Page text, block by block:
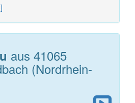
aus 41065
(Nordrhein-